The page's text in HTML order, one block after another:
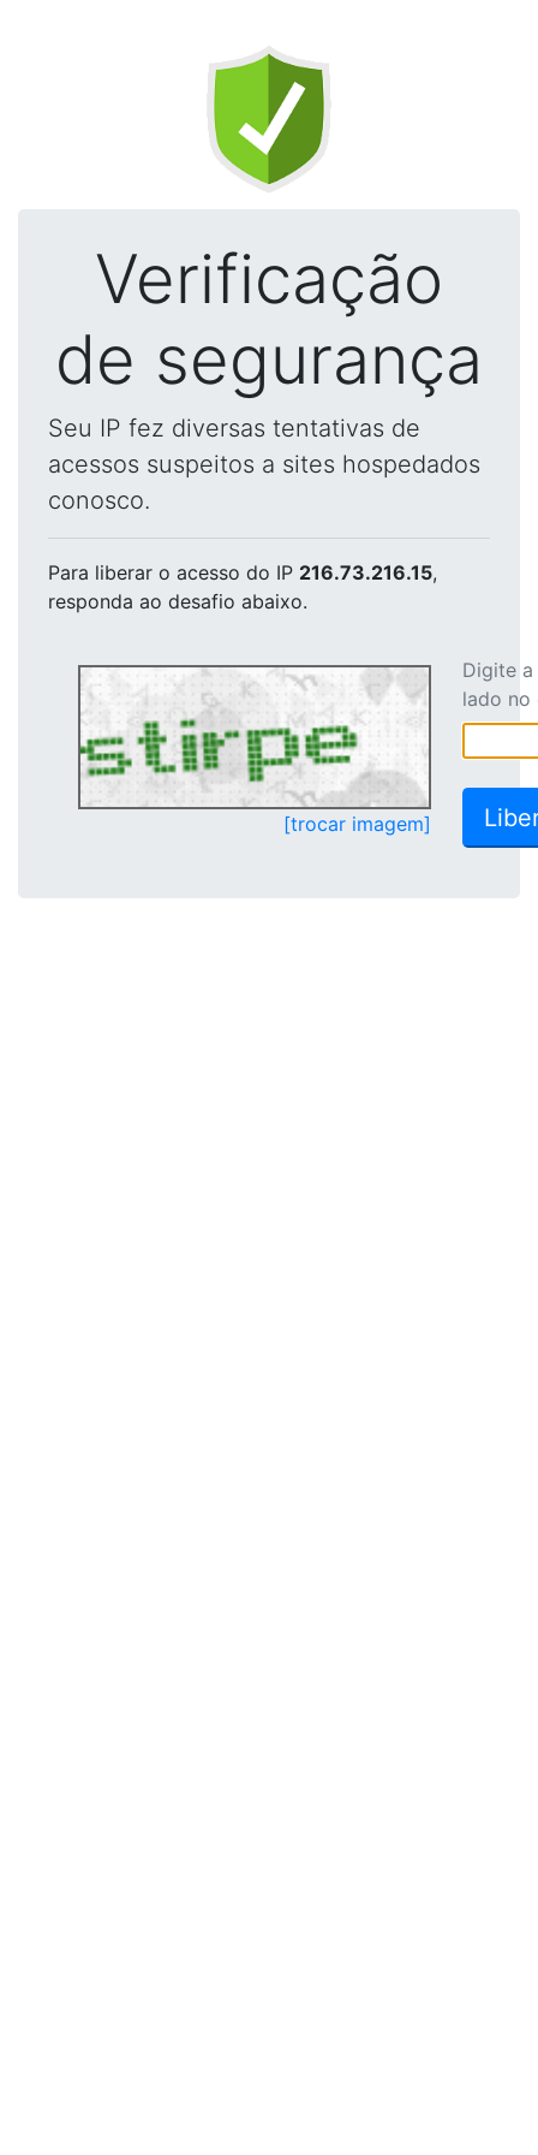
Verificação
de segurança
Seu IP fez diversas tentativas de
acessos suspeitos a sites hospedados
conosco.
Para liberar o acesso do IP 216.73.216.15,
responda ao desafio abaixo.
[trocar imagem]
Digite
lado no